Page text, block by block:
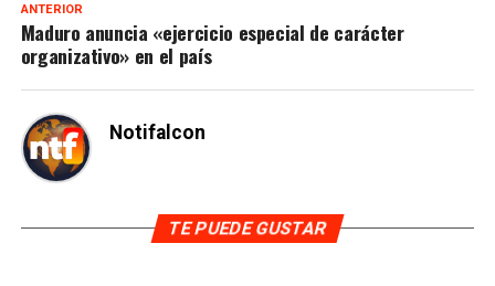
ANTERIOR
Maduro anuncia «ejercicio especial de carácter
organizativo» en el país
Notifalcon
TE PUEDE GUSTAR